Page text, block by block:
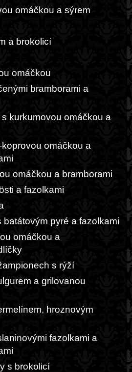
omáčkou a sýrem
a brokolicí
omáčkou
bramborami a
kurkumovou omáčkou a
omáčkou a
omáčkou a bramborami
a fazolkami
pyré a fazolkami
omáčkou a
s rýží
a grilovanou
hroznovým
fazolkami a
s brokolicí